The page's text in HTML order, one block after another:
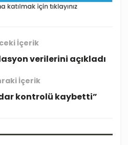
İçerik
verilerini açıkladı
İçerik
kontrolü kaybetti”